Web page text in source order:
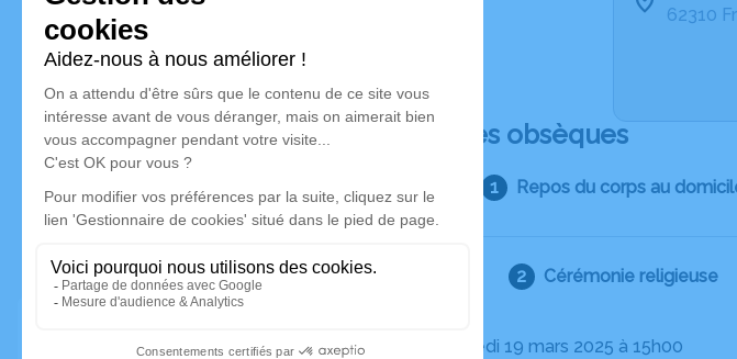
62310
Déroulé des obsèques
Repos du corps au
Cérémonie religieuse
Le mercredi 19 mars 2025 à 15h00